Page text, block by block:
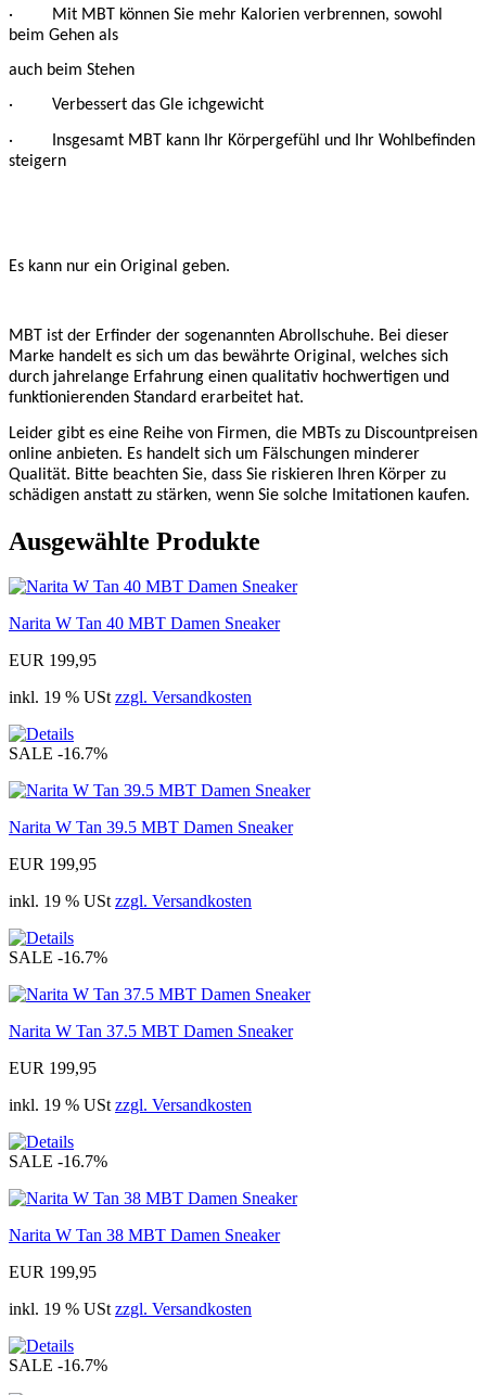
· Mit MBT können Sie mehr Kalorien verbrennen, sowohl
beim Gehen als
auch beim Stehen
· Verbessert das Gle ichgewicht
· Insgesamt MBT kann Ihr Körpergefühl und Ihr Wohlbefinden
steigern
Es kann nur ein Original geben.
MBT ist der Erfinder der sogenannten Abrollschuhe. Bei dieser
Marke handelt es sich um das bewährte Original, welches sich
durch jahrelange Erfahrung einen qualitativ hochwertigen und
funktionierenden Standard erarbeitet hat.
Leider gibt es eine Reihe von Firmen, die MBTs zu Discountpreisen
online anbieten. Es handelt sich um Fälschungen minderer
Qualität. Bitte beachten Sie, dass Sie riskieren Ihren Körper zu
schädigen anstatt zu stärken, wenn Sie solche Imitationen kaufen.
Ausgewählte Produkte
Narita W Tan 40 MBT Damen Sneaker
EUR 199,95
inkl. 19 % UStzzgl. Versandkosten
SALE -16.7%
Narita W Tan 39.5 MBT Damen Sneaker
EUR 199,95
inkl. 19 % UStzzgl. Versandkosten
SALE -16.7%
Narita W Tan 37.5 MBT Damen Sneaker
EUR 199,95
inkl. 19 % UStzzgl. Versandkosten
SALE -16.7%
Narita W Tan 38 MBT Damen Sneaker
EUR 199,95
inkl. 19 % UStzzgl. Versandkosten
SALE -16.7%